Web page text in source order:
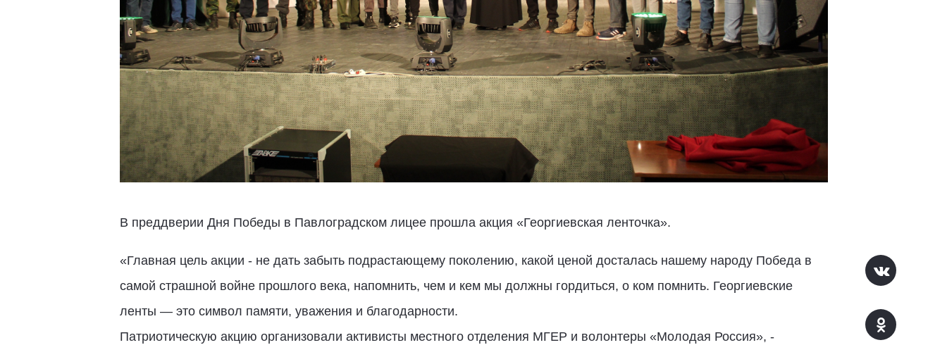
В преддверии Дня Победы в Павлоградском лицее прошла акция «Георгиевская ленточка».
«Главная цель акции - не дать забыть подрастающему поколению, какой ценой досталась нашему народу Победа в
самой страшной войне прошлого века, напомнить, чем и кем мы должны гордиться, о ком помнить. Георгиевские
ленты — это символ памяти, уважения и благодарности.
Патриотическую акцию организовали активисты местного отделения МГЕР и волонтеры «Молодая Россия», -